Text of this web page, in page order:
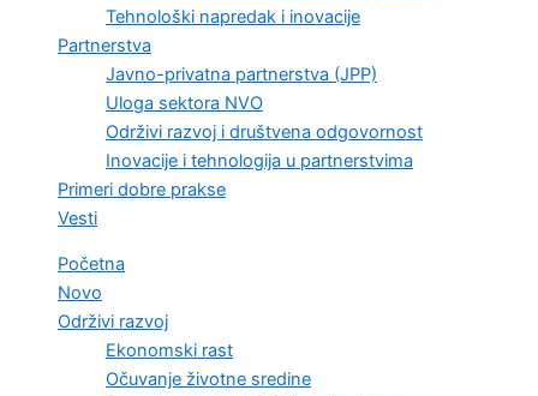
Tehnološki napredak i inovacije
Partnerstva
Javno-privatna partnerstva (JPP)
Uloga sektora NVO
Održivi razvoj i društvena odgovornost
Inovacije i tehnologija u partnerstvima
Primeri dobre prakse
Vesti
Početna
Novo
Održivi razvoj
Ekonomski rast
Očuvanje životne sredine